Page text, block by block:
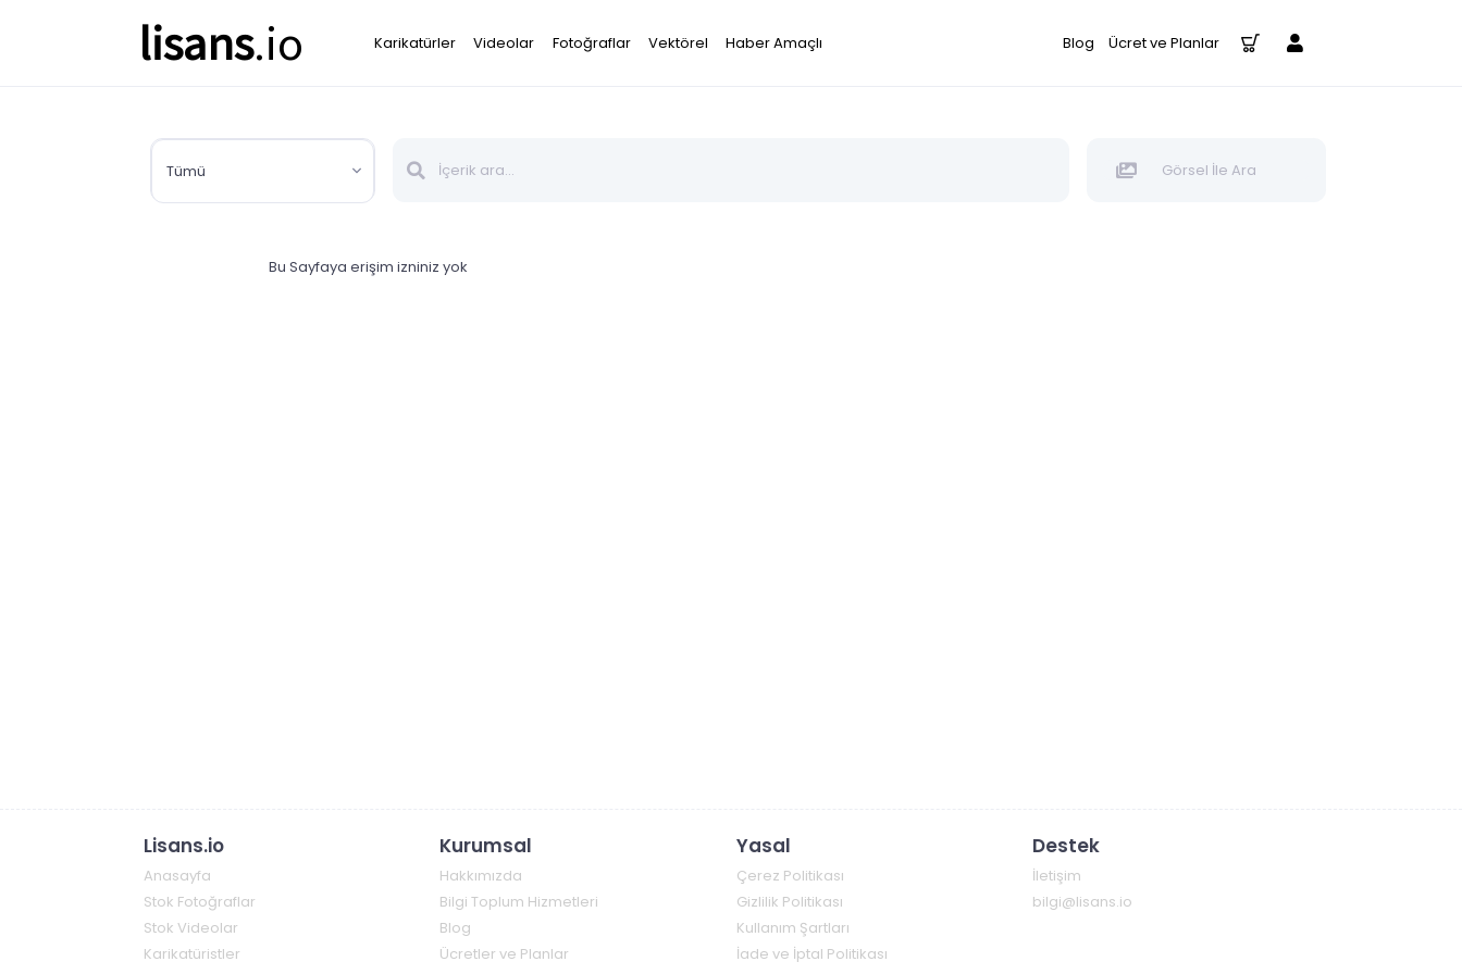
lisans.io Karikatürler Videolar Fotoğraflar Vektörel Haber Amaçlı Blog Ücret ve Planlar
Tümü Görsel İle Ara
Bu Sayfaya erişim izniniz yok
Lisans.io
Anasayfa
Stok Fotoğraflar
Stok Videolar
Karikatüristler
Kurumsal
Hakkımızda
Bilgi Toplum Hizmetleri
Blog
Ücretler ve Planlar
Yasal
Çerez Politikası
Gizlilik Politikası
Kullanım Şartları
İade ve İptal Politikası
Destek
İletişim
bilgi@lisans.io